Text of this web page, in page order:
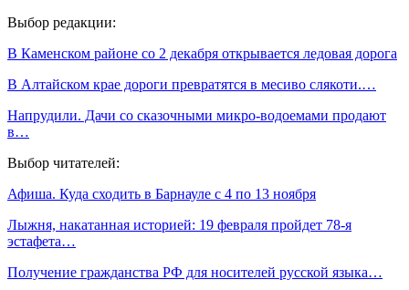
Выбор редакции:
В Каменском районе со 2 декабря открывается ледовая дорога
В Алтайском крае дороги превратятся в месиво слякоти.…
Напрудили. Дачи со сказочными микро-водоемами продают
в…
Выбор читателей:
Афиша. Куда сходить в Барнауле с 4 по 13 ноября
Лыжня, накатанная историей: 19 февраля пройдет 78-я
эстафета…
Получение гражданства РФ для носителей русской языка…